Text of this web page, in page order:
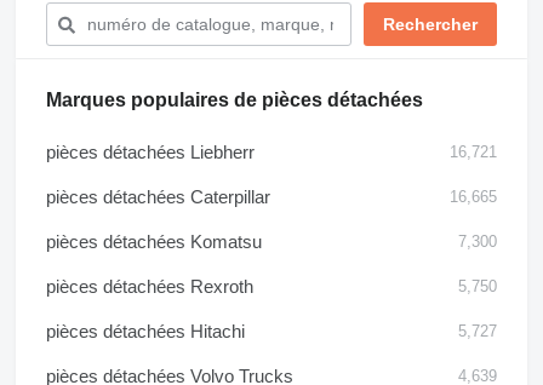
Marques populaires de pièces détachées
pièces détachées Liebherr 16,721
pièces détachées Caterpillar 16,665
pièces détachées Komatsu 7,300
pièces détachées Rexroth 5,750
pièces détachées Hitachi 5,727
pièces détachées Volvo Trucks 4,639